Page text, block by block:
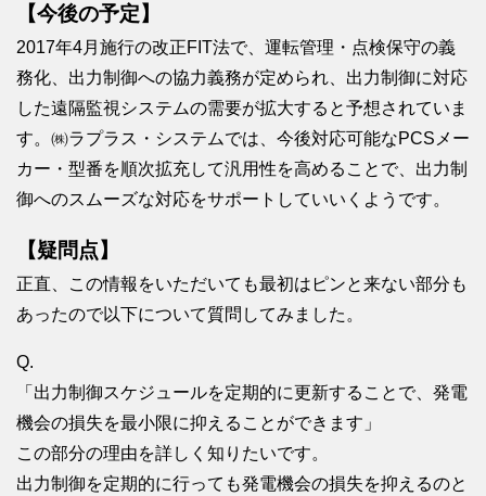
【今後の予定】
2017年4月施行の改正FIT法で、運転管理・点検保守の義
務化、出力制御への協力義務が定められ、出力制御に対応
した遠隔監視システムの需要が拡大すると予想されていま
す。㈱ラプラス・システムでは、今後対応可能なPCSメー
カー・型番を順次拡充して汎用性を高めることで、出力制
御へのスムーズな対応をサポートしていいくようです。
【疑問点】
正直、この情報をいただいても最初はピンと来ない部分も
あったので以下について質問してみました。
Q.
「出力制御スケジュールを定期的に更新することで、発電
機会の損失を最小限に抑えることができます」
この部分の理由を詳しく知りたいです。
出力制御を定期的に行っても発電機会の損失を抑えるのと